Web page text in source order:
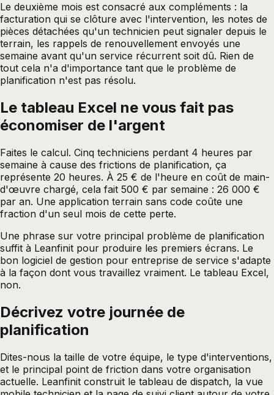
Le deuxième mois est consacré aux compléments : la
facturation qui se clôture avec l'intervention, les notes de
pièces détachées qu'un technicien peut signaler depuis le
terrain, les rappels de renouvellement envoyés une
semaine avant qu'un service récurrent soit dû. Rien de
tout cela n'a d'importance tant que le problème de
planification n'est pas résolu.
Le tableau Excel ne vous fait pas
économiser de l'argent
Faites le calcul. Cinq techniciens perdant 4 heures par
semaine à cause des frictions de planification, ça
représente 20 heures. À 25 € de l'heure en coût de main-
d'œuvre chargé, cela fait 500 € par semaine : 26 000 €
par an. Une application terrain sans code coûte une
fraction d'un seul mois de cette perte.
Une phrase sur votre principal problème de planification
suffit à Leanfinit pour produire les premiers écrans. Le
bon logiciel de gestion pour entreprise de service s'adapte
à la façon dont vous travaillez vraiment. Le tableau Excel,
non.
Décrivez votre journée de
planification
Dites-nous la taille de votre équipe, le type d'interventions,
et le principal point de friction dans votre organisation
actuelle. Leanfinit construit le tableau de dispatch, la vue